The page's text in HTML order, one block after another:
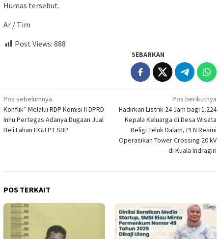
Humas tersebut.
Ar / Tim
Post Views: 888
SEBARKAN
Navigasi
pos
Pos sebelumnya
Konflik” Melalui RDP Komisi II DPRD
Inhu Pertegas Adanya Dugaan Jual
Beli Lahan HGU PT SBP
Pos berikutnya
Hadirkan Listrik 24 Jam bagi 1.224
Kepala Keluarga di Desa Wisata
Religi Teluk Dalam, PLN Resmi
Operasikan Tower Crossing 20 kV
di Kuala Indragiri
POS TERKAIT